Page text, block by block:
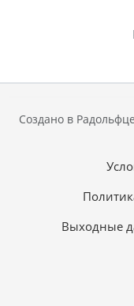
Создано в
Выходные